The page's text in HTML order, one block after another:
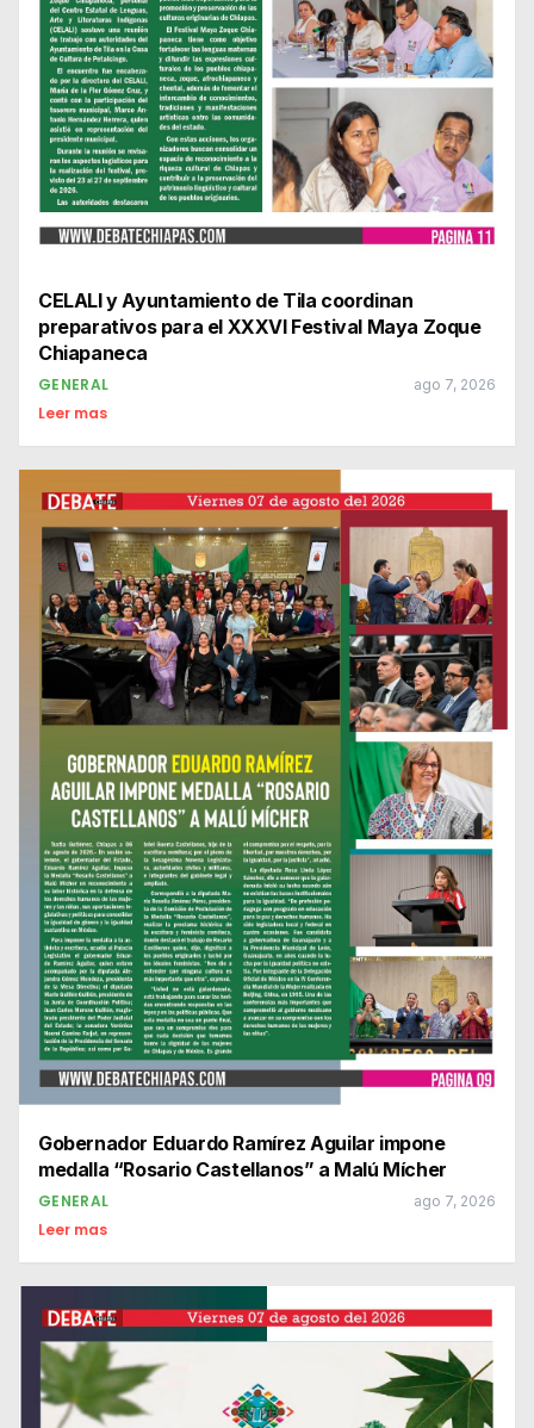
CELALI y Ayuntamiento de Tila coordinan
preparativos para el XXXVI Festival Maya Zoque
Chiapaneca
GENERAL ago 7, 2026
Leer mas
Gobernador Eduardo Ramírez Aguilar impone
medalla “Rosario Castellanos” a Malú Mícher
GENERAL ago 7, 2026
Leer mas